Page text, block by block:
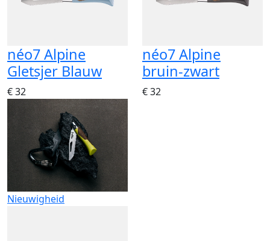
néo7 Alpine
Gletsjer Blauw
€ 32
néo7 Alpine
bruin-zwart
€ 32
Nieuwigheid